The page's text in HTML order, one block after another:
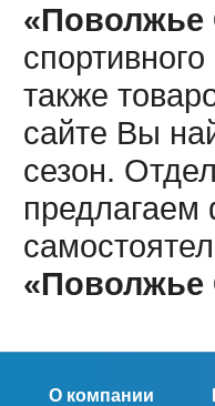
«Поволжье
также
сайте Вы
сезон.
предлагаем
«Поволжье
О компании